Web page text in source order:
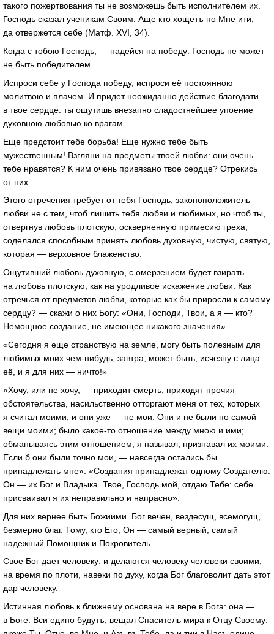
такого пожертвования ты не возможешь быть исполнителем их.
Господь сказал ученикам Своим: Аще кто хощетъ по Мне ити,
да отвержется себе (Матф. XVI, 34).
Когда с тобою Господь, — надейся на победу: Господь не может
не быть победителем.
Испроси себе у Господа победу, испроси её постоянною
молитвою и плачем. И придет неожиданно действие благодати
в твое сердце: ты ощутишь внезапно сладостнейшее упоение
духовною любовью ко врагам.
Еще предстоит тебе борьба! Еще нужно тебе быть
мужественным! Взгляни на предметы твоей любви: они очень
тебе нравятся? К ним очень привязано твое сердце? Отрекись
от них.
Этого отречения требует от тебя Господь, законоположитель
любви не с тем, чтоб лишить тебя любви и любимых, но чтоб ты,
отвергнув любовь плотскую, оскверненную примесию греха,
соделался способным принять любовь духовную, чистую, святую,
которая — верховное блаженство.
Ощутивший любовь духовную, с омерзением будет взирать
на любовь плотскую, как на уродливое искажение любви. Как
отречься от предметов любви, которые как бы приросли к самому
сердцу? — скажи о них Богу: «Они, Господи, Твои, а я — кто?
Немощное создание, не имеющее никакого значения».
«Сегодня я еще странствую на земле, могу быть полезным для
любимых моих чем-нибудь; завтра, может быть, исчезну с лица
её, и я для них — ничто!»
«Хочу, или не хочу, — приходит смерть, приходят прочия
обстоятельства, насильственно отторгают меня от тех, которых
я считал моими, и они уже — не мои. Они и не были по самой
вещи моими; было какое-то отношение между мною и ими;
обманываясь этим отношением, я называл, признавал их моими.
Если б они были точно мои, — навсегда остались бы
принадлежать мне». «Создания принадлежат одному Создателю:
Он — их Бог и Владыка. Твое, Господь мой, отдаю Тебе: себе
присваивал я их неправильно и напрасно».
Для них вернее быть Божиими. Бог вечен, вездесущ, всемогущ,
безмерно благ. Тому, кто Его, Он — самый верный, самый
надежный Помощник и Покровитель.
Свое Бог дает человеку: и делаются человеку человеки своими,
на время по плоти, навеки по духу, когда Бог благоволит дать этот
дар человеку.
Истинная любовь к ближнему основана на вере в Бога: она —
в Боге. Вси едино будутъ, вещал Спаситель мира к Отцу Своему: